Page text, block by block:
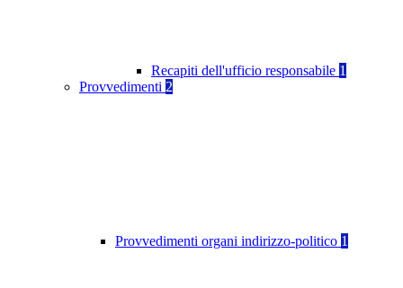
Recapiti dell'ufficio responsabile 1
Provvedimenti 2
Provvedimenti organi indirizzo-politico 1